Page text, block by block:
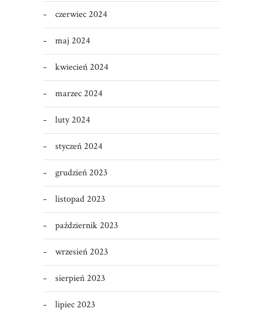
czerwiec 2024
maj 2024
kwiecień 2024
marzec 2024
luty 2024
styczeń 2024
grudzień 2023
listopad 2023
październik 2023
wrzesień 2023
sierpień 2023
lipiec 2023